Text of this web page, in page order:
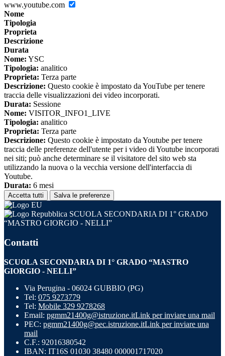
www.youtube.com
Nome
Tipologia
Proprieta
Descrizione
Durata
Nome: YSC
Tipologia: analitico
Proprieta: Terza parte
Descrizione: Questo cookie è impostato da YouTube per tenere
traccia delle visualizzazioni dei video incorporati.
Durata: Sessione
Nome: VISITOR_INFO1_LIVE
Tipologia: analitico
Proprieta: Terza parte
Descrizione: Questo cookie è impostato da Youtube per tenere
traccia delle preferenze dell'utente per i video di Youtube incorporati
nei siti; può anche determinare se il visitatore del sito web sta
utilizzando la nuova o la vecchia versione dell'interfaccia di
Youtube.
Durata: 6 mesi
Accetta tutti Salva le preferenze
SCUOLA SECONDARIA DI 1° GRADO
“MASTRO GIORGIO - NELLI”
Contatti
SCUOLA SECONDARIA DI 1° GRADO “MASTRO
GIORGIO - NELLI”
Via Perugina - 06024 GUBBIO (PG)
Tel: 075 9273779
Tel: Mobile 329 9278268
Email: pgmm21400g@istruzione.itLink per inviare una mail
PEC: pgmm21400g@pec.istruzione.itLink per inviare una
mail
C.F.: 92016380542
IBAN: IT16S 01030 38480 000001717020